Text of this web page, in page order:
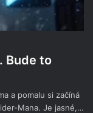
Bude to
a pomalu si začíná
Mana. Je jasné,…